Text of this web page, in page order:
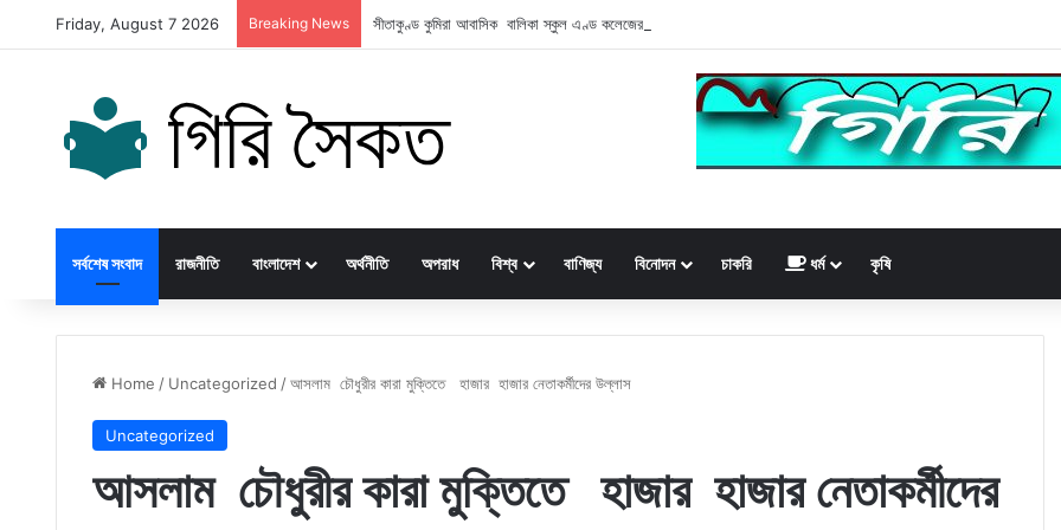
Friday, August 7 2026 Breaking News সীতাকুণ্ড কুমিরা আবাসিক বালিকা স্কুল এণ্ড কলেজের সভাপতি হতে একটি চক্র অধ্যক্ষের বিরুদ্ধে অপপ্রচার
সর্বশেষ সংবাদ রাজনীতি বাংলাদেশ অর্থনীতি অপরাধ বিশ্ব বাণিজ্য বিনোদন চাকরি ধর্ম কৃষি
Home / Uncategorized /আসলাম চৌধুরীর কারা মুক্তিতে হাজার হাজার নেতাকর্মীদের উল্লাস
Uncategorized
আসলাম চৌধুরীর কারা মুক্তিতে হাজার হাজার নেতাকর্মীদের